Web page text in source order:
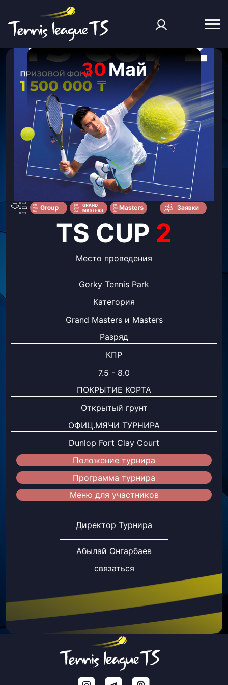
30Май
TS CUP 2
Место проведения
Gorky Tennis Park
Категория
Grand Masters и Masters
Разряд
КПР
7.5 - 8.0
ПОКРЫТИЕ КОРТА
Открытый грунт
ОФИЦ.МЯЧИ ТУРНИРА
Dunlop Fort Clay Court
Положение турнира
Программа турнира
Меню для участников
Директор Турнира
Абылай Онгарбаев
связаться